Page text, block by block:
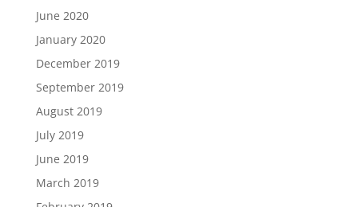
June 2020
January 2020
December 2019
September 2019
August 2019
July 2019
June 2019
March 2019